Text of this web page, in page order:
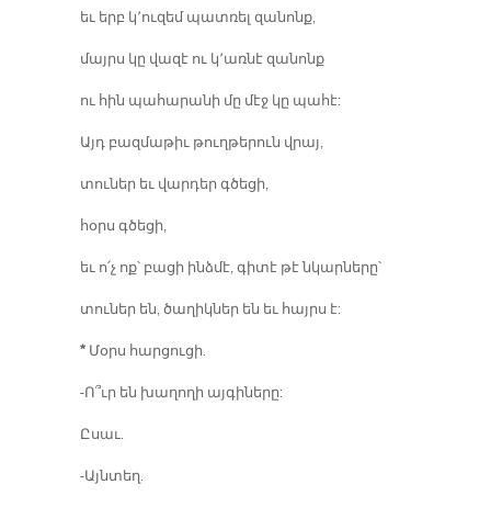
եւ երբ կ՚ուզեմ պատռել զանոնք,
մայրս կը վազէ ու կ՚առնէ զանոնք
ու հին պահարանի մը մէջ կը պահէ:
Այդ բազմաթիւ թուղթերուն վրայ,
տուներ եւ վարդեր գծեցի,
հօրս գծեցի,
եւ ո՛չ ոք՝ բացի ինձմէ, գիտէ թէ նկարները՝
տուներ են, ծաղիկներ են եւ հայրս է:
* Մօրս հարցուցի.
-Ո՞ւր են խաղողի այգիները:
Ըսաւ.
-Այնտեղ.